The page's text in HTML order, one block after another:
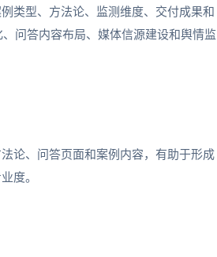
类型、方法论、监测维度、交付成果和
问答内容布局、媒体信源建设和舆情监
论、问答页面和案例内容，有助于形成
度。